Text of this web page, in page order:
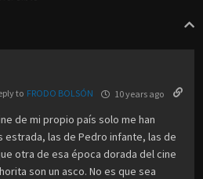
to FRODO BOLSÓN 10 years ago
de mi propio país solo me han
estrada, las de Pedro infante, las de
otra de esa época dorada del cine
son un asco. No es que sea